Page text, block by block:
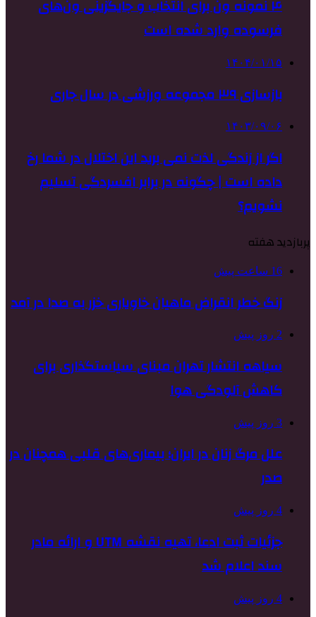
۴ نمونه ون برای انتخاب و جایگزینی ون‌های
فرسوده وارد شده است
۱۴۰۴/۰۱/۱۵
بازسازی ۳۹ مجموعه ورزشی در سال جاری
۱۴۰۳/۰۹/۰۶
اگر از زندگی لذت نمی برید این اختلال در شما رخ
داده است | چگونه در برابر افسردگی تسلیم
نشویم؟
پربازدید هفته
16 ساعت پیش
زنگ خطر انقراض ماهیان خاویاری خزر به صدا در آمد
2 روز پیش
سیاهه انتشار تهران مبنای سیاستگذاری برای
کاهش آلودگی هوا
3 روز پیش
علل مرگ زنان در ایران؛ بیماری‌های قلبی همچنان در
صدر
4 روز پیش
جزئیات ثبت ادعا، تهیه نقشه UTM و ارائه مادر
سند اعلام شد
4 روز پیش